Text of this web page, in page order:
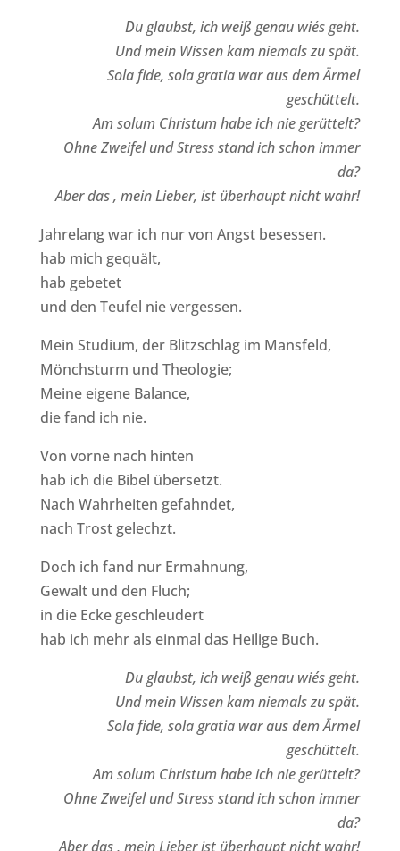
Du glaubst, ich weiß genau wie´s geht.
Und mein Wissen kam niemals zu spät.
Sola fide, sola gratia war aus dem Ärmel
geschüttelt.
Am solum Christum habe ich nie gerüttelt?
Ohne Zweifel und Stress stand ich schon immer
da?
Aber das , mein Lieber, ist überhaupt nicht wahr!
Jahrelang war ich nur von Angst besessen.
hab mich gequält,
hab gebetet
und den Teufel nie vergessen.
Mein Studium, der Blitzschlag im Mansfeld,
Mönchsturm und Theologie;
Meine eigene Balance,
die fand ich nie.
Von vorne nach hinten
hab ich die Bibel übersetzt.
Nach Wahrheiten gefahndet,
nach Trost gelechzt.
Doch ich fand nur Ermahnung,
Gewalt und den Fluch;
in die Ecke geschleudert
hab ich mehr als einmal das Heilige Buch.
Du glaubst, ich weiß genau wie´s geht.
Und mein Wissen kam niemals zu spät.
Sola fide, sola gratia war aus dem Ärmel
geschüttelt.
Am solum Christum habe ich nie gerüttelt?
Ohne Zweifel und Stress stand ich schon immer
da?
Aber das , mein Lieber ist überhaupt nicht wahr!